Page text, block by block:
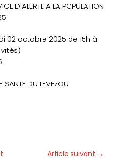
D’ALERTE A LA POPULATION
02 octobre 2025 de 15h à
SANTE DU LEVEZOU
Article suivant →